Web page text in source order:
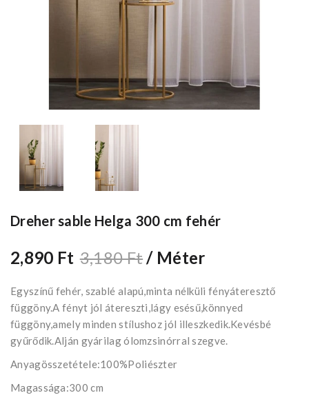
Dreher sable Helga 300 cm fehér
2,890 Ft 3,180 Ft/ Méter
Egyszínű fehér, szablé alapú,minta nélküli fényáteresztő
függöny.A fényt jól átereszti,lágy esésű,könnyed
függöny,amely minden stílushoz jól illeszkedik.Kevésbé
gyűrődik.Alján gyárilag ólomzsinórral szegve.
Anyagösszetétele:100%Poliészter
Magassága:300 cm